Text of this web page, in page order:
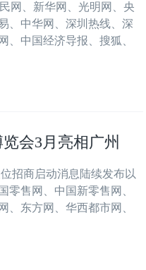
网、新华网、光明网、央
、中华网、深圳热线、深
、中国经济导报、搜狐、
会3月亮相广州
招商启动消息陆续发布以
零售网、中国新零售网、
、东方网、华西都市网、